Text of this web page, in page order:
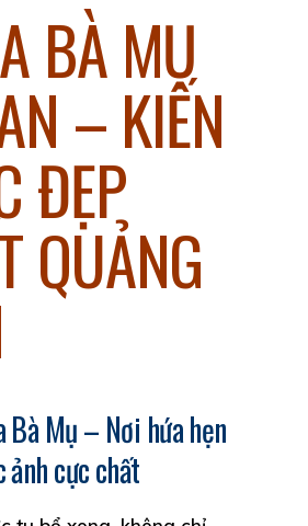
BÀ MỤ
– KIẾN
ĐẸP
QUẢNG
Bà Mụ – Nơi hứa hẹn
ảnh cực chất